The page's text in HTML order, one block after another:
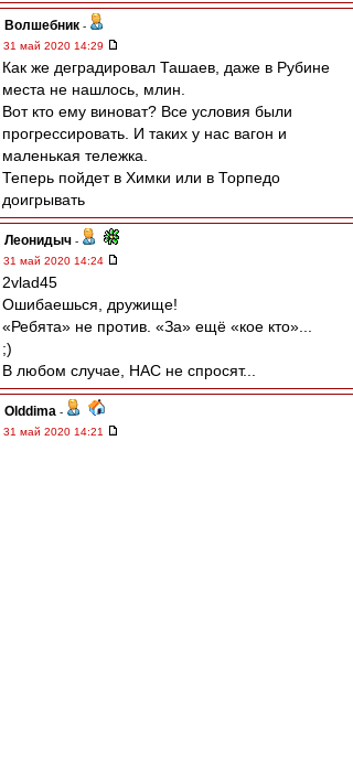
Волшебник -
31 май 2020 14:29
Как же деградировал Ташаев, даже в Рубине
места не нашлось, млин.
Вот кто ему виноват? Все условия были
прогрессировать. И таких у нас вагон и
маленькая тележка.
Теперь пойдет в Химки или в Торпедо
доигрывать
Леонидыч -
31 май 2020 14:24
2vlad45
Ошибаешься, дружище!
«Ребята» не против. «За» ещё «кое кто»...
;)
В любом случае, НАС не спросят...
Olddima -
31 май 2020 14:21